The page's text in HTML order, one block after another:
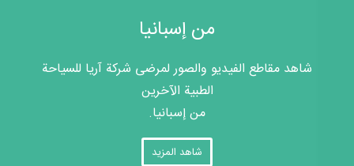
من إسبانيا
شاهد مقاطع الفيديو والصور لمرضى شركة آريا للسياحة
الطبية الآخرين
من إسبانيا.
شاهد المزيد